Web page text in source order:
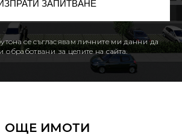
се съгласявам личните ми данни да
обработвани за целите на сайта.
ОЩЕ ИМОТИ